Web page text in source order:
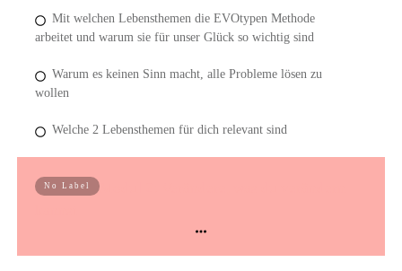
Mit welchen Lebensthemen die EVOtypen Methode
arbeitet und warum sie für unser Glück so wichtig sind
Warum es keinen Sinn macht, alle Probleme lösen zu
wollen
Welche 2 Lebensthemen für dich relevant sind
No Label